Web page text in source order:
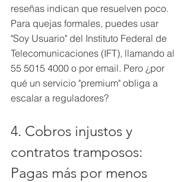
reseñas indican que resuelven poco.
Para quejas formales, puedes usar
"Soy Usuario" del Instituto Federal de
Telecomunicaciones (IFT), llamando al
55 5015 4000 o por email. Pero ¿por
qué un servicio "premium" obliga a
escalar a reguladores?
4. Cobros injustos y
contratos tramposos:
Pagas más por menos